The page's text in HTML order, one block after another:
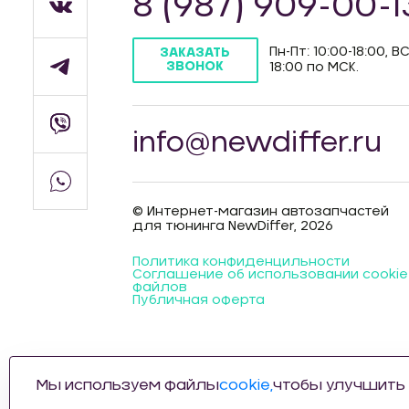
ЗАКАЗАТЬ
ЗВОНОК
Пн-Пт: 10:00-18:00,
18:00 по МСК.
info@newdiffer.ru
© Интернет-магазин автозапчастей
для тюнинга NewDiffer, 2026
Политика конфиденцильности
Соглашение об использовании
файлов
Публичная оферта
Мы используем файлыcookie, чтобы улучшить